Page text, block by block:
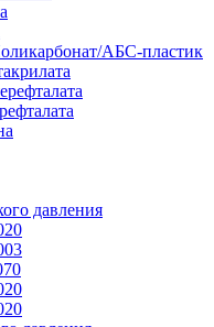
АБС-пластик
давления